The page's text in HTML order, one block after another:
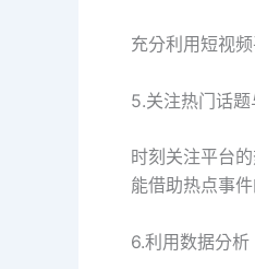
充分利用短视
5.关注热门话
时刻关注平台
能借助热点事
6.利用数据分析